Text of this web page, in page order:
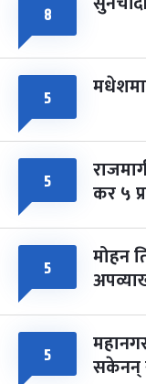
८
५
५ कर ५
५ मोहन
५ सकेनन्